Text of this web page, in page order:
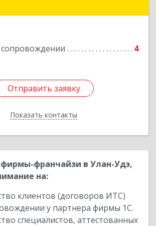
4
Отправить заявку
Показать контакты
Отправить заявку
Назад
франчайзи в Улан-Удэ,
на:
клиентов (договоров ИТС)
у партнера фирмы 1С.
специалистов, аттестованных